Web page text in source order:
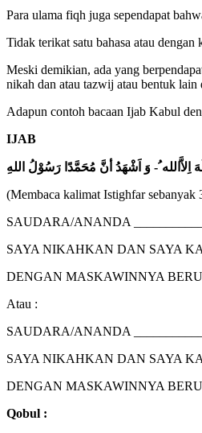
Para ulama fiqh juga sependapat
Tidak terikat satu bahasa atau
Meski demikian, ada yang
nikah dan atau tazwij atau bentuk lain
Adapun contoh bacaan Ijab Kabul
IJAB
اِلاَّالله ُ- وَ اَشْهَدُ أنَّ مُحَمَّدًا رَسُوْلُ اللهِ
(Membaca kalimat Istighfar sebanyak
SAUDARA/ANANDA
SAYA NIKAHKAN DAN SAYA
DENGAN MASKAWINNYA
Atau :
SAUDARA/ANANDA
SAYA NIKAHKAN DAN SAYA
DENGAN MASKAWINNYA
Qobul :